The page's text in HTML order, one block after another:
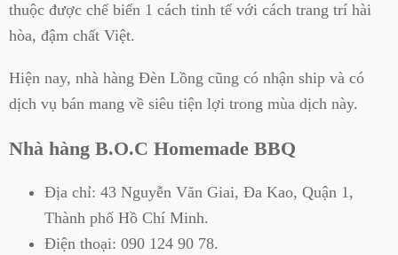
thuộc được chế biến 1 cách tinh tế với cách trang trí hài
hòa, đậm chất Việt.
Hiện nay, nhà hàng Đèn Lồng cũng có nhận ship và có
dịch vụ bán mang về siêu tiện lợi trong mùa dịch này.
Nhà hàng B.O.C Homemade BBQ
Địa chỉ: 43 Nguyễn Văn Giai, Đa Kao, Quận 1,
Thành phố Hồ Chí Minh.
Điện thoại: 090 124 90 78.